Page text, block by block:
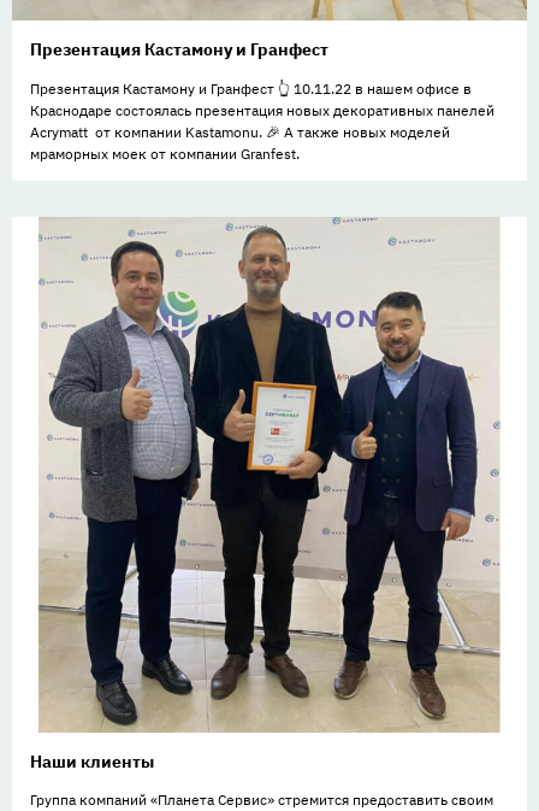
Презентация Кастамону и Гранфест
Презентация Кастамону и Гранфест 👆 10.11.22 в нашем офисе в
Краснодаре состоялась презентация новых декоративных панелей
Acrymatt от компании Kastamonu. 🎉 А также новых моделей
мраморных моек от компании Granfest.
Наши клиенты
Группа компаний «Планета Сервис» стремится предоставить своим